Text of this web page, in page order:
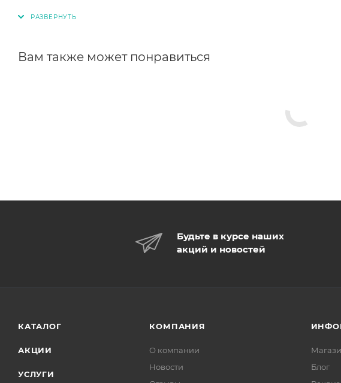
Вам также может понравиться
Будьте в курсе наших
акций и новостей
КАТАЛОГ
АКЦИИ
УСЛУГИ
КОМПАНИЯ
О компании
Новости
Блог